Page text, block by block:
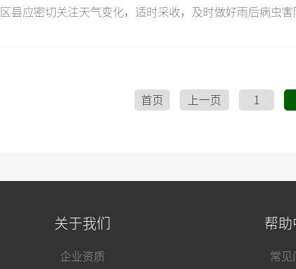
区县应密切关注天气变化，适时采收，及时做好雨后病虫害
首页 上一页 1
关于我们
企业资质
帮助
常见